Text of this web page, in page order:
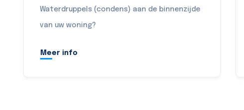
Waterdruppels (condens) aan de binnenzijde
van uw woning?
Meer info